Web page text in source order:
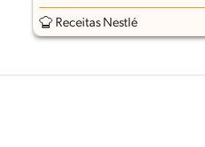
Receitas Nestlé